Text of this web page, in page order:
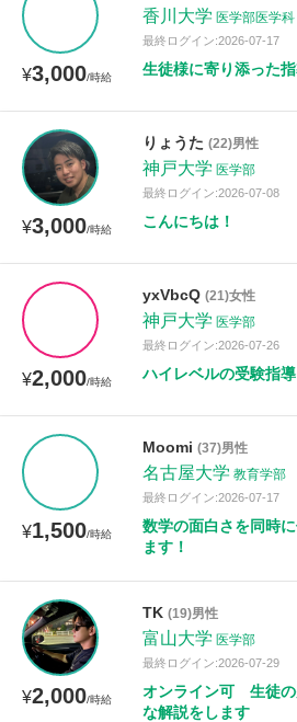
¥3,000/時給
香川大学 医学部医学科
最終ログイン:2026-07-17
生徒様に寄り添った指
¥3,000/時給
りょうた (22)男性
神戸大学 医学部
最終ログイン:2026-07-08
こんにちは！
¥2,000/時給
yxVbcQ (21)女性
神戸大学 医学部
最終ログイン:2026-07-26
ハイレベルの受験指導
¥1,500/時給
Moomi (37)男性
名古屋大学 教育学部
最終ログイン:2026-07-17
数学の面白さを同時
ます！
¥2,000/時給
TK (19)男性
富山大学 医学部
最終ログイン:2026-07-29
オンライン可 生徒の
な解説をします